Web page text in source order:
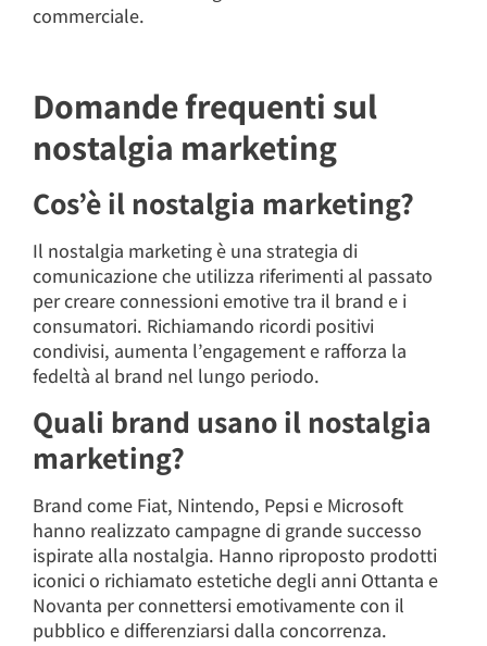
commerciale.
Domande frequenti sul
nostalgia marketing
Cos’è il nostalgia marketing?
Il nostalgia marketing è una strategia di
comunicazione che utilizza riferimenti al passato
per creare connessioni emotive tra il brand e i
consumatori. Richiamando ricordi positivi
condivisi, aumenta l’engagement e rafforza la
fedeltà al brand nel lungo periodo.
Quali brand usano il nostalgia
marketing?
Brand come Fiat, Nintendo, Pepsi e Microsoft
hanno realizzato campagne di grande successo
ispirate alla nostalgia. Hanno riproposto prodotti
iconici o richiamato estetiche degli anni Ottanta e
Novanta per connettersi emotivamente con il
pubblico e differenziarsi dalla concorrenza.